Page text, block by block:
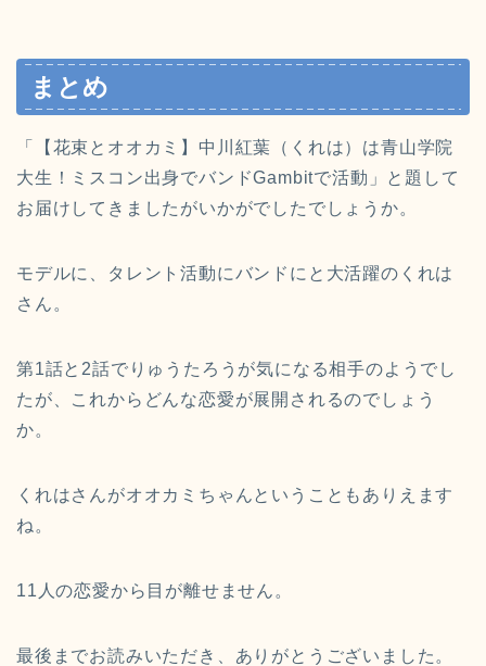
まとめ
「【花束とオオカミ】中川紅葉（くれは）は青山学院
大生！ミスコン出身でバンドGambitで活動」と題して
お届けしてきましたがいかがでしたでしょうか。
モデルに、タレント活動にバンドにと大活躍のくれは
さん。
第1話と2話でりゅうたろうが気になる相手のようでし
たが、これからどんな恋愛が展開されるのでしょう
か。
くれはさんがオオカミちゃんということもありえます
ね。
11人の恋愛から目が離せません。
最後までお読みいただき、ありがとうございました。